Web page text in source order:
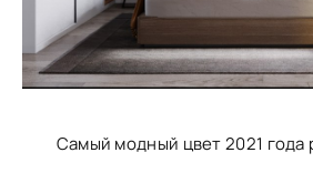
Самый модный цвет 2021 года